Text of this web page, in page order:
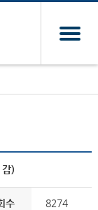
)
수 8274